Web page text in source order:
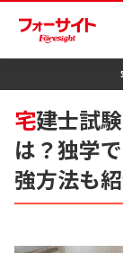
宅建士試
は？独学
強方法も